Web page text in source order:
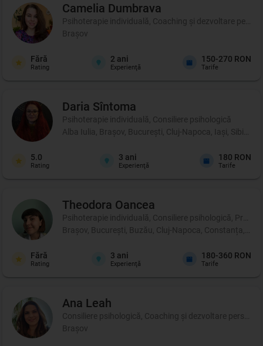
Camelia Dumbrava
Psihoterapie individuală, Coaching şi dezvoltare
Brașov
Fără
Rating
2 ani
Experienţă
150-270 RON
Tarife
Daria Sîntoma
Psihoterapie individuală, Consiliere psihologică
Alba Iulia, Brașov, București, Cluj-Napoca, Iași, Sibiu,
5.0
Rating
3 ani
Experienţă
180 RON
Tarife
Theodora Oancea
Psihoterapie individuală, Consiliere psihologică, Profil
Brașov, București, Buzău, Cluj-Napoca, Constanța,
Fără
Rating
3 ani
Experienţă
180-360 RON
Tarife
Ana Leah
Consiliere psihologică, Coaching şi dezvoltare
Brașov